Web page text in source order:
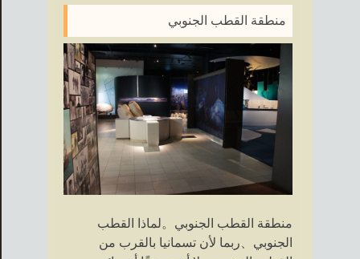
منطقة القطب الجنوبي
منطقة القطب الجنوبي。لماذا القطب
الجنوبي、ربما لأن تسمانيا بالقرب من